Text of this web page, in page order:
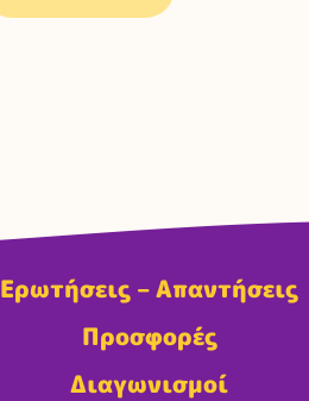
Ερωτήσεις – Απαντήσεις
Προσφορές
Διαγωνισμοί